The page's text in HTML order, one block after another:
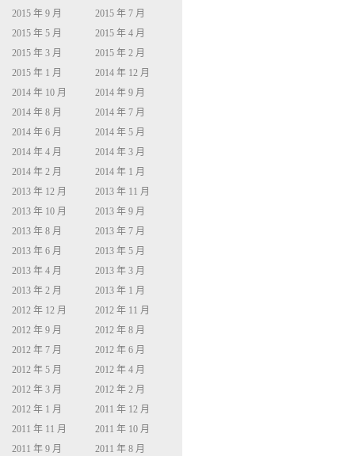
2015 年 9 月
2015 年 7 月
2015 年 5 月
2015 年 4 月
2015 年 3 月
2015 年 2 月
2015 年 1 月
2014 年 12 月
2014 年 10 月
2014 年 9 月
2014 年 8 月
2014 年 7 月
2014 年 6 月
2014 年 5 月
2014 年 4 月
2014 年 3 月
2014 年 2 月
2014 年 1 月
2013 年 12 月
2013 年 11 月
2013 年 10 月
2013 年 9 月
2013 年 8 月
2013 年 7 月
2013 年 6 月
2013 年 5 月
2013 年 4 月
2013 年 3 月
2013 年 2 月
2013 年 1 月
2012 年 12 月
2012 年 11 月
2012 年 9 月
2012 年 8 月
2012 年 7 月
2012 年 6 月
2012 年 5 月
2012 年 4 月
2012 年 3 月
2012 年 2 月
2012 年 1 月
2011 年 12 月
2011 年 11 月
2011 年 10 月
2011 年 9 月
2011 年 8 月